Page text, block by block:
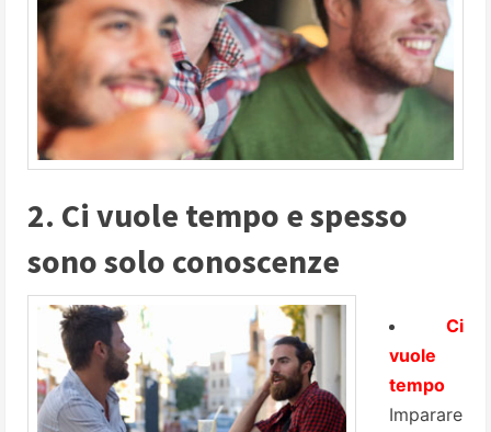
2. Ci vuole tempo e spesso
sono solo conoscenze
Ci
vuole
tempo
Imparare